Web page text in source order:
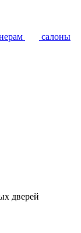
салоны
дверей